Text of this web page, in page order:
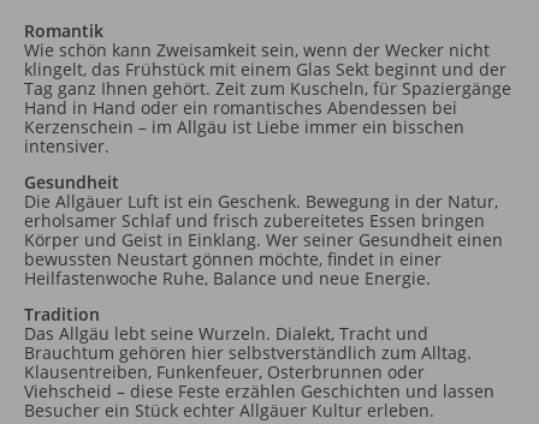
Romantik
Wie schön kann Zweisamkeit sein, wenn der Wecker nicht
klingelt, das Frühstück mit einem Glas Sekt beginnt und der
Tag ganz Ihnen gehört. Zeit zum Kuscheln, für Spaziergänge
Hand in Hand oder ein romantisches Abendessen bei
Kerzenschein – im Allgäu ist Liebe immer ein bisschen
intensiver.
Gesundheit
Die Allgäuer Luft ist ein Geschenk. Bewegung in der Natur,
erholsamer Schlaf und frisch zubereitetes Essen bringen
Körper und Geist in Einklang. Wer seiner Gesundheit einen
bewussten Neustart gönnen möchte, findet in einer
Heilfastenwoche Ruhe, Balance und neue Energie.
Tradition
Das Allgäu lebt seine Wurzeln. Dialekt, Tracht und
Brauchtum gehören hier selbstverständlich zum Alltag.
Klausentreiben, Funkenfeuer, Osterbrunnen oder
Viehscheid – diese Feste erzählen Geschichten und lassen
Besucher ein Stück echter Allgäuer Kultur erleben.